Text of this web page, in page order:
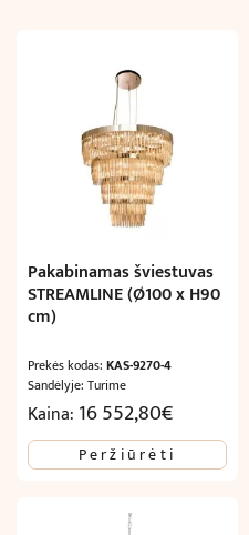
Pakabinamas šviestuvas
STREAMLINE (Ø100 x H90
cm)
Prekės kodas: KAS-9270-4
Sandėlyje: Turime
Kaina: 16 552,80€
Peržiūrėti